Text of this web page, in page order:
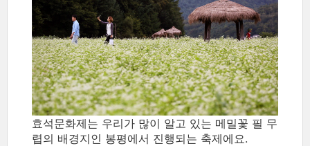
효석문화제는 우리가 많이 알고 있는 메밀꽃 필 무
렵의 배경지인 봉평에서 진행되는 축제에요.